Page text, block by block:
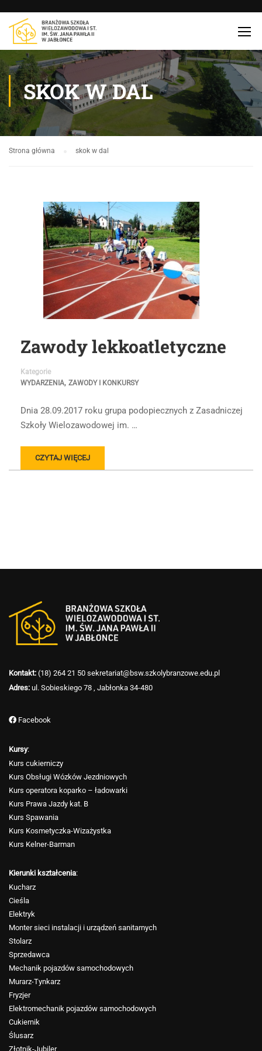
SKOK W DAL
Strona główna skok w dal
Zawody lekkoatletyczne
Kategorie
WYDARZENIA, ZAWODY I KONKURSY
Dnia 28.09.2017 roku grupa podopiecznych z Zasadniczej
Szkoły Wielozawodowej im. …
CZYTAJ WIĘCEJ
Kontakt: (18) 264 21 50 sekretariat@bsw.szkolybranzowe.edu.pl
Adres: ul. Sobieskiego 78 , Jabłonka 34-480
Facebook
Kursy:
Kurs cukierniczy
Kurs Obsługi Wózków Jezdniowych
Kurs operatora koparko – ładowarki
Kurs Prawa Jazdy kat. B
Kurs Spawania
Kurs Kosmetyczka-Wizażystka
Kurs Kelner-Barman
Kierunki kształcenia:
Kucharz
Cieśla
Elektryk
Monter sieci instalacji i urządzeń sanitarnych
Stolarz
Sprzedawca
Mechanik pojazdów samochodowych
Murarz-Tynkarz
Fryzjer
Elektromechanik pojazdów samochodowych
Cukiernik
Ślusarz
Złotnik-Jubiler